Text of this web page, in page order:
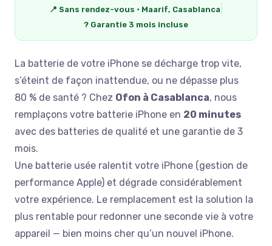
📍 Sans rendez-vous · Maarif, Casablanca
?️ Garantie 3 mois incluse
La batterie de votre iPhone se décharge trop vite,
s’éteint de façon inattendue, ou ne dépasse plus
80 % de santé ? Chez Ofon à Casablanca, nous
remplaçons votre batterie iPhone en 20 minutes
avec des batteries de qualité et une garantie de 3
mois.
Une batterie usée ralentit votre iPhone (gestion de
performance Apple) et dégrade considérablement
votre expérience. Le remplacement est la solution la
plus rentable pour redonner une seconde vie à votre
appareil — bien moins cher qu’un nouvel iPhone.